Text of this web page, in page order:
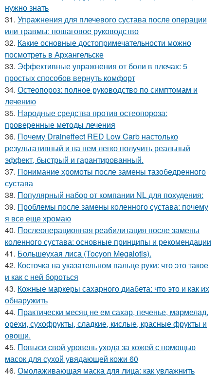
нужно знать
31. Упражнения для плечевого сустава после операции
или травмы: пошаговое руководство
32. Какие основные достопримечательности можно
посмотреть в Архангельске
33. Эффективные упражнения от боли в плечах: 5
простых способов вернуть комфорт
34. Остеопороз: полное руководство по симптомам и
лечению
35. Народные средства против остеопороза:
проверенные методы лечения
36. Почему Draineffect RED Low Carb настолько
результативный и на нем легко получить реальный
эффект, быстрый и гарантированный.
37. Понимание хромоты после замены тазобедренного
сустава
38. Популярный набор от компании NL для похудения:
39. Проблемы после замены коленного сустава: почему
я все еще хромаю
40. Послеоперационная реабилитация после замены
коленного сустава: основные принципы и рекомендации
41. Большеухая лиса (Tocyon Megalotis).
42. Косточка на указательном пальце руки: что это такое
и как с ней бороться
43. Кожные маркеры сахарного диабета: что это и как их
обнаружить
44. Практически месяц не ем сахар, печенье, мармелад,
орехи, сухофрукты, сладкие, кислые, красные фрукты и
овощи.
45. Повыси свой уровень ухода за кожей с помощью
масок для сухой увядающей кожи 60
46. Омолаживающая маска для лица: как увлажнить